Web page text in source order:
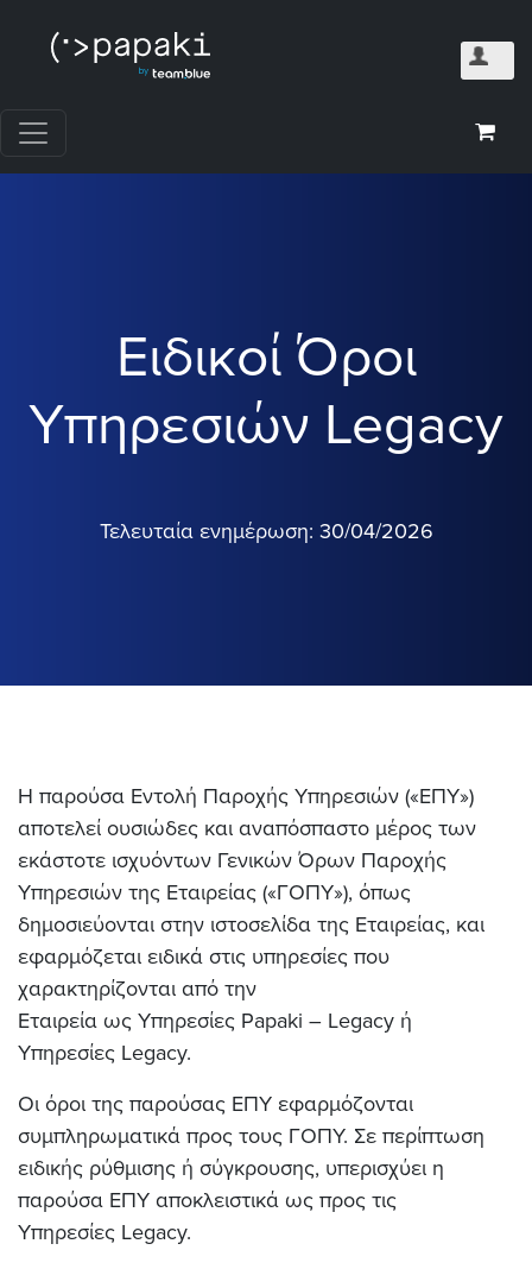
Ειδικοί Όροι
Υπηρεσιών Legacy
Τελευταία ενημέρωση: 30/04/2026
Η παρούσα Εντολή Παροχής Υπηρεσιών («ΕΠΥ»)
αποτελεί ουσιώδες και αναπόσπαστο μέρος των
εκάστοτε ισχυόντων Γενικών Όρων Παροχής
Υπηρεσιών της Εταιρείας («ΓΟΠΥ»), όπως
δημοσιεύονται στην ιστοσελίδα της Εταιρείας, και
εφαρμόζεται ειδικά στις υπηρεσίες που
χαρακτηρίζονται από την
Εταιρεία ως Υπηρεσίες Papaki – Legacy ή
Υπηρεσίες Legacy.
Οι όροι της παρούσας ΕΠΥ εφαρμόζονται
συμπληρωματικά προς τους ΓΟΠΥ. Σε περίπτωση
ειδικής ρύθμισης ή σύγκρουσης, υπερισχύει η
παρούσα ΕΠΥ αποκλειστικά ως προς τις
Υπηρεσίες Legacy.